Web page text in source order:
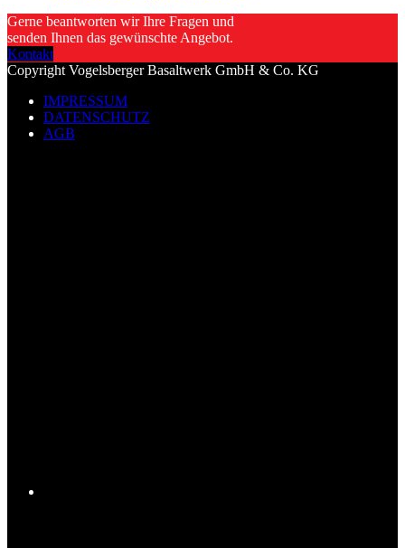
Gerne beantworten wir Ihre Fragen und
senden Ihnen das gewünschte Angebot.
Kontakt
Copyright Vogelsberger Basaltwerk GmbH & Co. KG
IMPRESSUM
DATENSCHUTZ
AGB